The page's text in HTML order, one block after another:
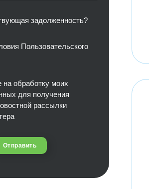
задолженность?
Пользовательского
обработку моих
для получения
рассылки
Отправить